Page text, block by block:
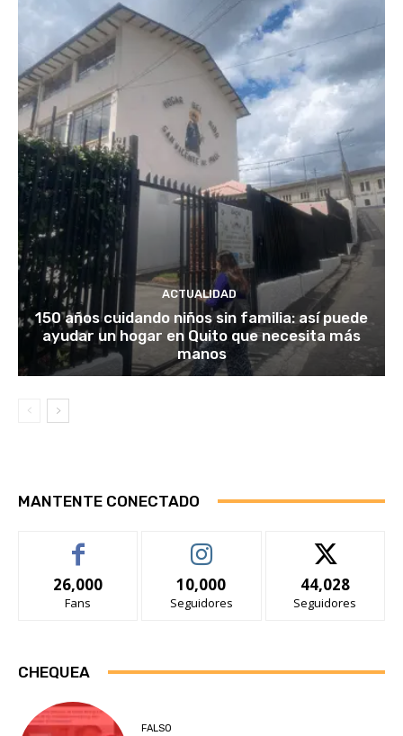
ACTUALIDAD
150 años cuidando niños sin familia: así puede
ayudar un hogar en Quito que necesita más
manos
MANTENTE CONECTADO
26,000
Fans
10,000
Seguidores
44,028
Seguidores
CHEQUEA
FALSO